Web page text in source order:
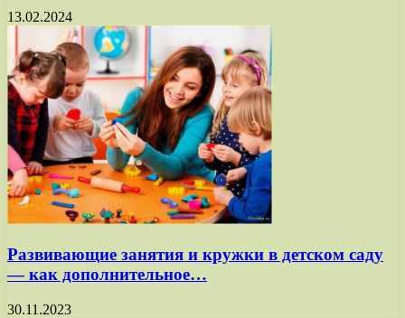
13.02.2024
Развивающие занятия и кружки в детском саду
— как дополнительное…
30.11.2023